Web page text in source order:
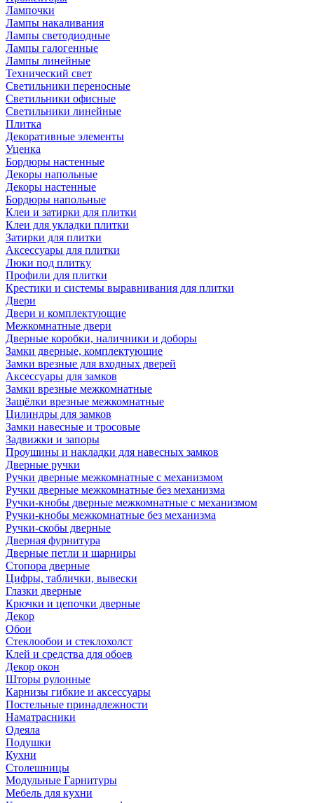
Лампочки
Лампы накаливания
Лампы светодиодные
Лампы галогенные
Лампы линейные
Технический свет
Светильники переносные
Светильники офисные
Светильники линейные
Плитка
Декоративные элементы
Уценка
Бордюры настенные
Декоры напольные
Декоры настенные
Бордюры напольные
Клеи и затирки для плитки
Клеи для укладки плитки
Затирки для плитки
Аксессуары для плитки
Люки под плитку
Профили для плитки
Крестики и системы выравнивания для плитки
Двери
Двери и комплектующие
Межкомнатные двери
Дверные коробки, наличники и доборы
Замки дверные, комплектующие
Замки врезные для входных дверей
Аксессуары для замков
Замки врезные межкомнатные
Защёлки врезные межкомнатные
Цилиндры для замков
Замки навесные и тросовые
Задвижки и запоры
Проушины и накладки для навесных замков
Дверные ручки
Ручки дверные межкомнатные с механизмом
Ручки дверные межкомнатные без механизма
Ручки-кнобы дверные межкомнатные с механизмом
Ручки-кнобы межкомнатные без механизма
Ручки-скобы дверные
Дверная фурнитура
Дверные петли и шарниры
Стопора дверные
Цифры, таблички, вывески
Глазки дверные
Крючки и цепочки дверные
Декор
Обои
Стеклообои и стеклохолст
Клей и средства для обоев
Декор окон
Шторы рулонные
Карнизы гибкие и аксессуары
Постельные принадлежности
Наматрасники
Одеяла
Подушки
Кухни
Столешницы
Модульные Гарнитуры
Мебель для кухни